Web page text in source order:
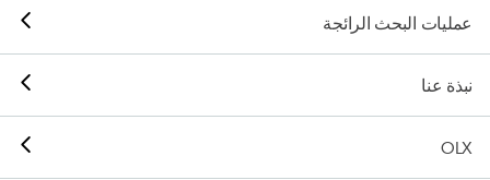
عمليات البحث الرائجة
نبذة عنا
OLX